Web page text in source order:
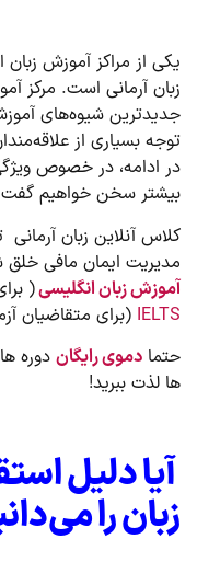
یکی از مراکز آموزش
زبان آرمانی است. مرکز
جدیدترین شیوه‌های
توجه بسیاری از
در ادامه، در خصوص
بیشتر سخن خواهیم
کلاس آنلاین زبان آرمانی
مدیریت ایمان مافی
آموزش زبان انگلیسی(
IELTS (برای متقاضیان
حتما دموی رایگان دوره
ها لذت ببرید!
آیا دلیل
زبان را